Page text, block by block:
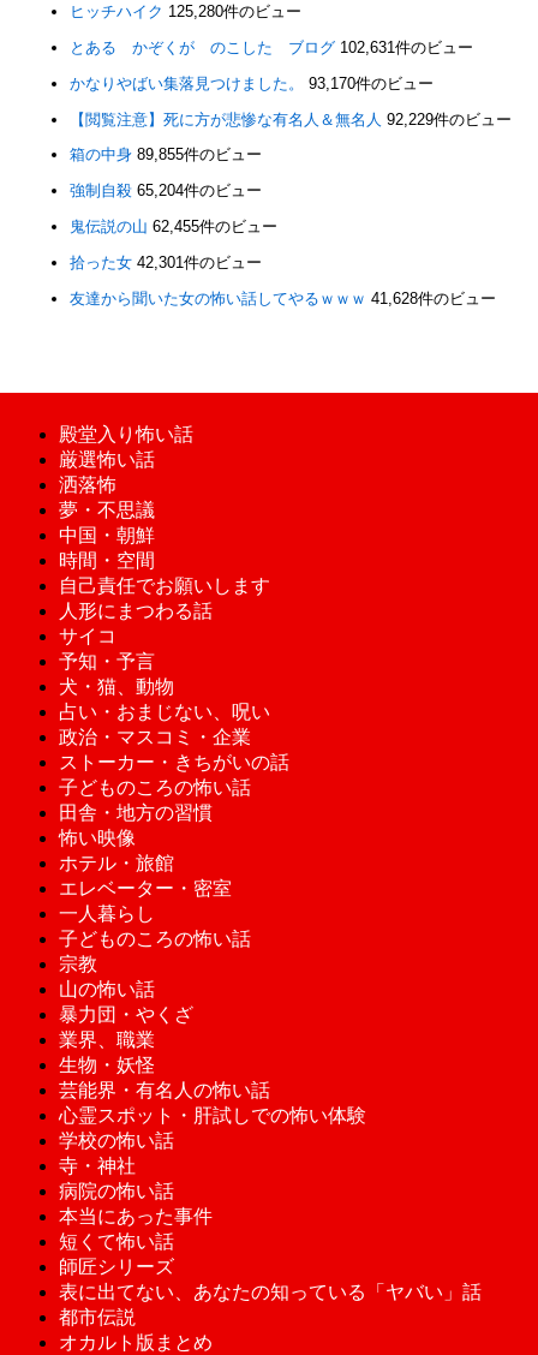
ヒッチハイク 125,280件のビュー
とある かぞくが のこした ブログ 102,631件のビュー
かなりやばい集落見つけました。
93,170件のビュー
【閲覧注意】死に方が悲惨な有名人＆無名人 92,229件のビュー
箱の中身 89,855件のビュー
強制自殺 65,204件のビュー
鬼伝説の山 62,455件のビュー
拾った女 42,301件のビュー
友達から聞いた女の怖い話してやるｗｗｗ 41,628件のビュー
殿堂入り怖い話
厳選怖い話
洒落怖
夢・不思議
中国・朝鮮
時間・空間
自己責任でお願いします
人形にまつわる話
サイコ
予知・予言
犬・猫、動物
占い・おまじない、呪い
政治・マスコミ・企業
ストーカー・きちがいの話
子どものころの怖い話
田舎・地方の習慣
怖い映像
ホテル・旅館
エレベーター・密室
一人暮らし
子どものころの怖い話
宗教
山の怖い話
暴力団・やくざ
業界、職業
生物・妖怪
芸能界・有名人の怖い話
心霊スポット・肝試しでの怖い体験
学校の怖い話
寺・神社
病院の怖い話
本当にあった事件
短くて怖い話
師匠シリーズ
表に出てない、あなたの知っている「ヤバい」話
都市伝説
オカルト版まとめ